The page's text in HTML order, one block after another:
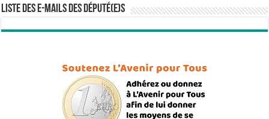
Liste des e-mails des député(e)s